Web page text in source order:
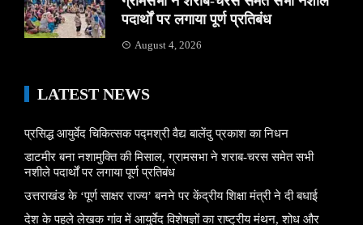
पदार्थों पर लगाया पूर्ण प्रतिबंध
August 4, 2026
LATEST NEWS
प्रसिद्ध आयुर्वेद चिकित्सक पद्मश्री वैद्य बालेंदु प्रकाश का निधन
डाटमीर बना नशामुक्ति की मिसाल, ग्रामसभा ने शराब-चरस समेत सभी
नशीले पदार्थों पर लगाया पूर्ण प्रतिबंध
उत्तराखंड के ‘पूर्ण साक्षर राज्य’ बनने पर केंद्रीय शिक्षा मंत्री ने दी बधाई
देश के पहले लेखक गांव में आयुर्वेद विशेषज्ञों का राष्ट्रीय मंथन, शोध और